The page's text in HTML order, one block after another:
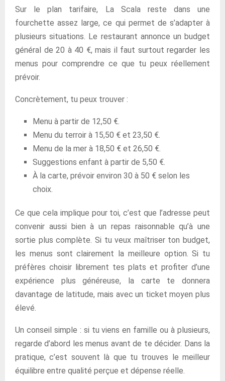
Sur le plan tarifaire, La Scala reste dans une
fourchette assez large, ce qui permet de s’adapter à
plusieurs situations. Le restaurant annonce un budget
général de 20 à 40 €, mais il faut surtout regarder les
menus pour comprendre ce que tu peux réellement
prévoir.
Concrètement, tu peux trouver :
Menu à partir de 12,50 €.
Menu du terroir à 15,50 € et 23,50 €.
Menu de la mer à 18,50 € et 26,50 €.
Suggestions enfant à partir de 5,50 €.
À la carte, prévoir environ 30 à 50 € selon les
choix.
Ce que cela implique pour toi, c’est que l’adresse peut
convenir aussi bien à un repas raisonnable qu’à une
sortie plus complète. Si tu veux maîtriser ton budget,
les menus sont clairement la meilleure option. Si tu
préfères choisir librement tes plats et profiter d’une
expérience plus généreuse, la carte te donnera
davantage de latitude, mais avec un ticket moyen plus
élevé.
Un conseil simple : si tu viens en famille ou à plusieurs,
regarde d’abord les menus avant de te décider. Dans la
pratique, c’est souvent là que tu trouves le meilleur
équilibre entre qualité perçue et dépense réelle.